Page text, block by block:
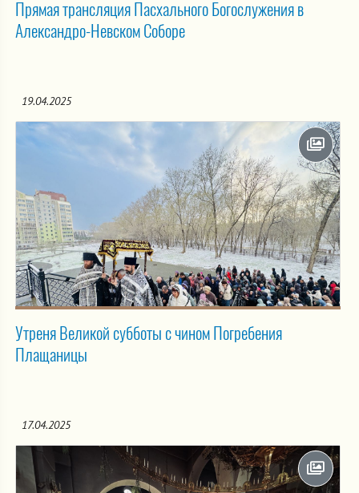
Прямая трансляция Пасхального Богослужения в
Александро-Невском Соборе
19.04.2025
Утреня Великой субботы с чином Погребения
Плащаницы
17.04.2025